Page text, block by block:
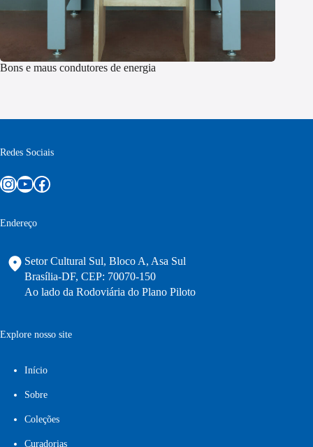
Bons e maus condutores de energia
Redes Sociais
Instagram
Youtube
Facebook
Endereço
Setor Cultural Sul, Bloco A, Asa Sul
Brasília-DF, CEP: 70070-150
Ao lado da Rodoviária do Plano Piloto
Explore nosso site
Início
Sobre
Coleções
Curadorias